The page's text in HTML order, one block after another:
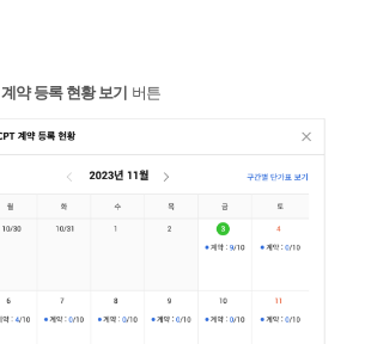
계약 등록 현황 보기 버튼